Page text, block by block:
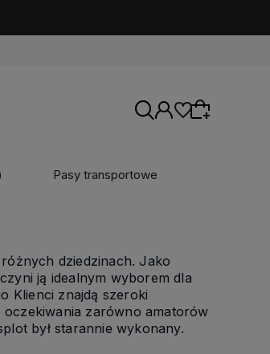
listy z poprzedniej sesji.
Pasy transportowe
dziedzinach. Jako
ją idealnym wyborem dla
Klienci znajdą szeroki
zarówno amatorów
był starannie wykonany.